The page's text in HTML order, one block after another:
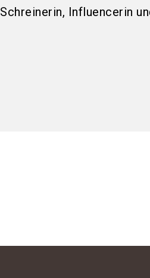
Schreinerin, Influencerin